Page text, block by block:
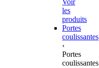
les
produits
Portes
coulissantes
‹
Portes
coulissantes